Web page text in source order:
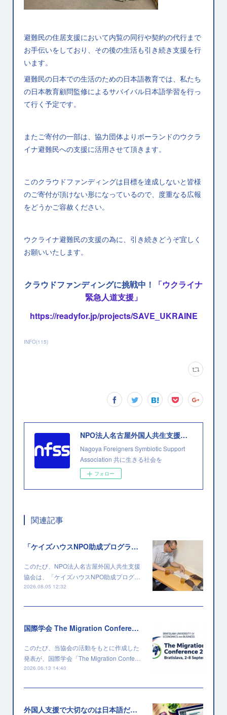
避難民の住居支援において内覧の同行や契約の代行まで
お手伝いをしており、その後の生活も引き続き支援を行
います。
避難民の日本での生活のための日本語教育では、私たち
の日本教育顧問監修によるサバイバル日本語学習を行っ
て行く予定です。
またご寄付の一部は、協力団体よりポーランドのウクラ
イナ避難民への支援に活用させて頂きます。
このクラウドファンディングは目標を達成しないと皆様
のご寄付が頂けない形になっているので、度重なる広報
をどうかご容赦ください。
ウクライナ避難民の支援の為に、引き続きどうぞ宜しく
お願いいたします。
クラウドファンディングに挑戦中！
「ウクライナ
緊急人道支援」
https://readyfor.jp/projects/SAVE_UKRAINE
INFO(115)
NPO法人名古屋外国人共生支援協会
Nagoya Foreigners Symbiotic Support
Association 共に生きる社会を
フォロー
関連記事
「ケイズハウスNPO助成プログラム」に採択されました
このたび、NPO法人名古屋外国人共生支援
協会は、「ケイズハウスNPO助成プログ…
2026.08.05 12:32
国際学会 The Migration Conference 2026 に採択されました
このたび、当協会の活動をもとに作成した
発表が、国際学会「The Migration Confe…
2026.06.13 14:40
外国人支援で大切なのは日本語だけではない